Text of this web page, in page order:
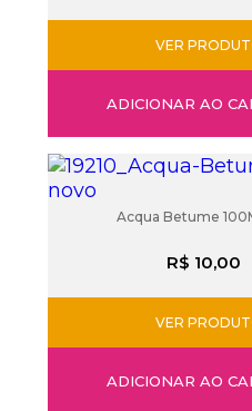
VER
ADICIONAR AO
Acqua Betume
R$ 10,00
VER
ADICIONAR AO